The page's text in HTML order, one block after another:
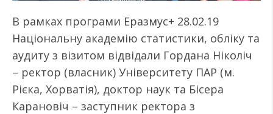
В рамках програми Еразмус+ 28.02.19
Національну академію статистики, обліку та
аудиту з візитом відвідали Гордана Ніколіч
– ректор (власник) Університету ПАР (м.
Рієка, Хорватія), доктор наук та Бісера
Карановіч – заступник ректора з